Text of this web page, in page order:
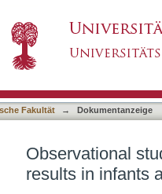
Fakultät → Dokumentanzeige
Observational
results in infants